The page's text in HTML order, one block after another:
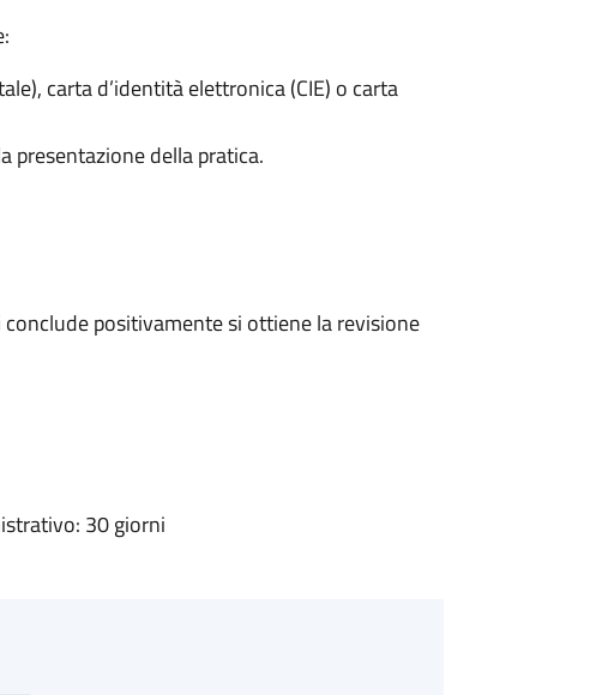
carta d’identità elettronica (CIE) o carta
presentazione della pratica.
positivamente si ottiene la revisione
30 giorni